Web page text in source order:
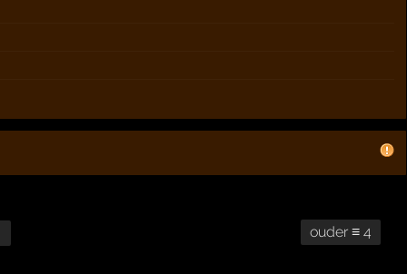
ouder ≡ 4